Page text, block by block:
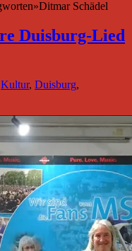
»Ditmar Schädel
Duisburg-Lied
Kultur, Duisburg,